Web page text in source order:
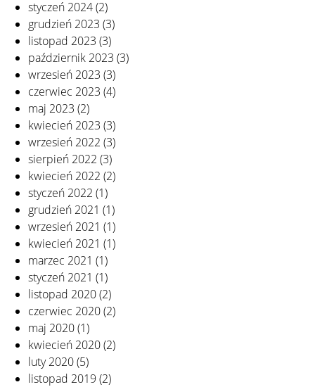
styczeń 2024(2)
grudzień 2023 (3)
listopad 2023 (3)
październik 2023 (3)
wrzesień 2023 (3)
czerwiec 2023 (4)
maj 2023 (2)
kwiecień 2023 (3)
wrzesień 2022 (3)
sierpień 2022 (3)
kwiecień 2022 (2)
styczeń 2022 (1)
grudzień 2021 (1)
wrzesień 2021 (1)
kwiecień 2021 (1)
marzec 2021 (1)
styczeń 2021 (1)
listopad 2020(2)
czerwiec 2020(2)
maj 2020(1)
kwiecień 2020(2)
luty 2020(5)
listopad 2019 (2)